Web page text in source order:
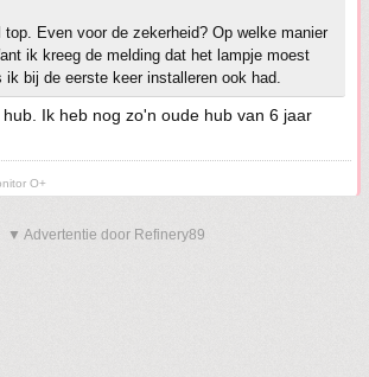
Even voor de zekerheid? Op welke manier
ik kreeg de melding dat het lampje moest
ik bij de eerste keer installeren ook had.
Ik heb nog zo'n oude hub van 6 jaar
O+
▼ Advertentie door Refinery89